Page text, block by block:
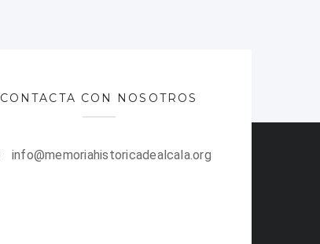
CONTACTA CON NOSOTROS
info@memoriahistoricadealcala.org